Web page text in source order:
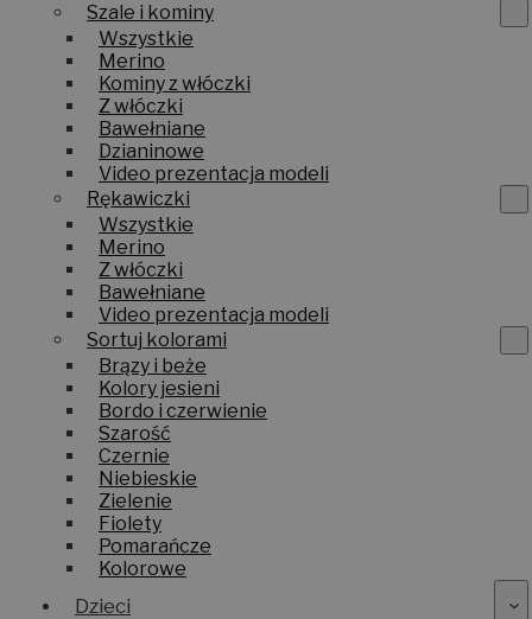
Szale i kominy
Wszystkie
Merino
Kominy z włóczki
Z włóczki
Bawełniane
Dzianinowe
Video prezentacja modeli
Rękawiczki
Wszystkie
Merino
Z włóczki
Bawełniane
Video prezentacja modeli
Sortuj kolorami
Brązy i beże
Kolory jesieni
Bordo i czerwienie
Szarość
Czernie
Niebieskie
Zielenie
Fiolety
Pomarańcze
Kolorowe
Dzieci